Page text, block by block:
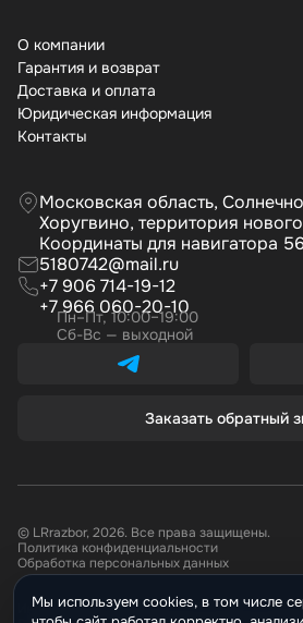
О компании
Гарантия и возврат
Доставка и оплата
Юридическая информация
Контакты
Московская область,
Хоругвино, территория
Координаты для навигатора
5180742@mail.ru
+7 906 714-19-12
+7 966 060-20-10
Пн–Пт, 10:00–19:00
Сб-Вс — выходной
Заказать обратный
© LRrazbor, 2026. Все права защищены.
Политика конфиденциальности
Обработка персональных данных
Информация, размещённая на сайте не
Мы используем cookies, в том числе